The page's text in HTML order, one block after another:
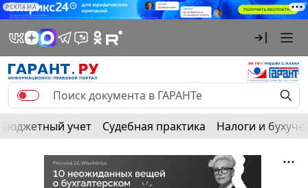
РЕКЛАМА
Бюджетный учет Судебная практика Налоги и